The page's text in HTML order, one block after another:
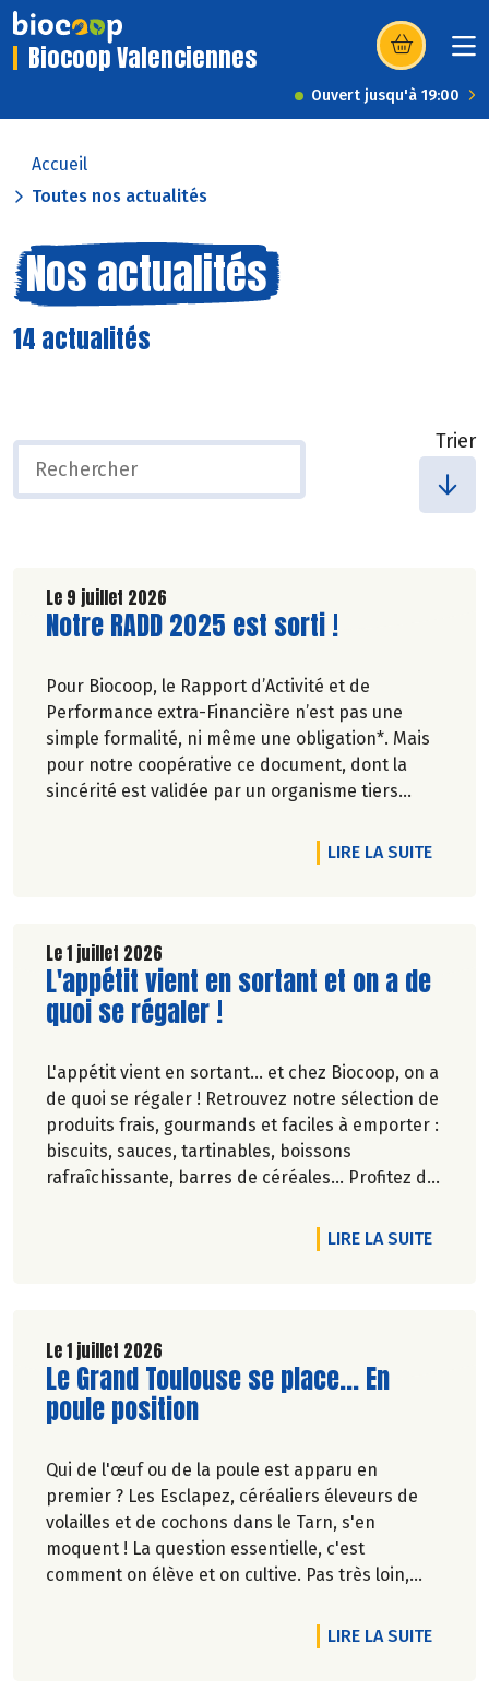
Biocoop Valenciennes (s’ouvre dans
Ouvert jusqu'à 19:00
Accueil
Toutes nos actualités
Nos actualités
14 actualités
Trier
Le 9 juillet 2026
Lire la suite de l'article
Notre RADD 2025 est sorti !
Pour Biocoop, le Rapport d’Activité et de
Performance extra-Financière n’est pas une
simple formalité, ni même une obligation*. Mais
pour notre coopérative ce document, dont la
sincérité est validée par un organisme tiers
vis de l'ensemble de nos parties prenantes
(Paysan.ne.s Associé.e.s, magasins...) et de nos
accessible et désirable une bio exigeante.
LIRE LA SUITEDE
Le 1 juillet 2026
Lire la suite de l'article
L'appétit vient en sortant et on a de
quoi se régaler !
L'appétit vient en sortant... et chez Biocoop, on a
de quoi se régaler ! Retrouvez notre sélection de
produits frais, gourmands et faciles à emporter :
biscuits, sauces, tartinables, boissons
rafraîchissante, barres de céréales... Profitez de
LIRE LA SUITEDE
Le 1 juillet 2026
Lire la suite de l'article
Le Grand Toulouse se place... En
poule position
Qui de l'œuf ou de la poule est apparu en
premier ? Les Esclapez, céréaliers éleveurs de
volailles et de cochons dans le Tarn, s'en
moquent ! La question essentielle, c'est
comment on élève et on cultive. Pas très loin,
est en phase. Comme dans les 19 magasins
Biocoop du Grand Toulouse. Ceux-là et d'autres
LIRE LA SUITEDE